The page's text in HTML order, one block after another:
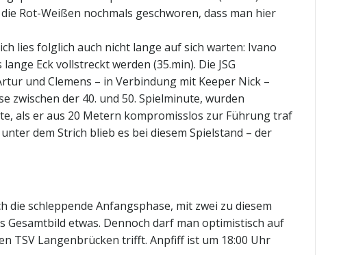
Rot-Weißen nochmals geschworen, dass man hier
lies folglich auch nicht lange auf sich warten: Ivano
Eck vollstreckt werden (35.min). Die JSG
und Clemens – in Verbindung mit Keeper Nick –
zwischen der 40. und 50. Spielminute, wurden
als er aus 20 Metern kompromisslos zur Führung traf
dem Strich blieb es bei diesem Spielstand – der
schleppende Anfangsphase, mit zwei zu diesem
etwas. Dennoch darf man optimistisch auf
TSV Langenbrücken trifft. Anpfiff ist um 18:00 Uhr